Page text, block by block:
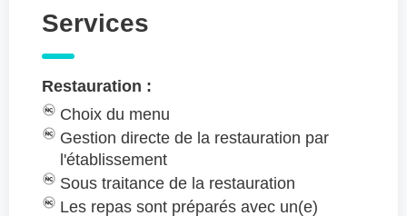
Services
Restauration :
Choix du menu
Gestion directe de la restauration par
l'établissement
Sous traitance de la restauration
Les repas sont préparés avec un(e)